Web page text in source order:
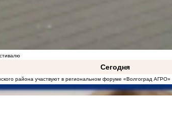
Сегодня
района участвуют в региональном форуме «Волгоград АГРО»